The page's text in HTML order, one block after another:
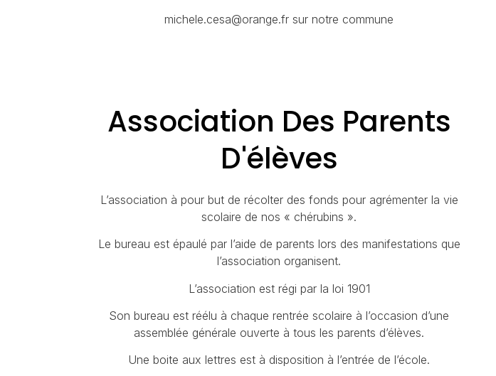
michele.cesa@orange.fr sur notre commune
Association Des Parents
D'élèves
L’association à pour but de récolter des fonds pour agrémenter la vie
scolaire de nos « chérubins ».
Le bureau est épaulé par l’aide de parents lors des manifestations que
l’association organisent.
L’association est régi par la loi 1901
Son bureau est réélu à chaque rentrée scolaire à l’occasion d’une
assemblée générale ouverte à tous les parents d’élèves.
Une boite aux lettres est à disposition à l’entrée de l’école.